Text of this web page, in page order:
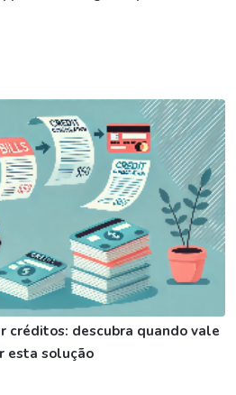
créditos: descubra quando vale
esta solução